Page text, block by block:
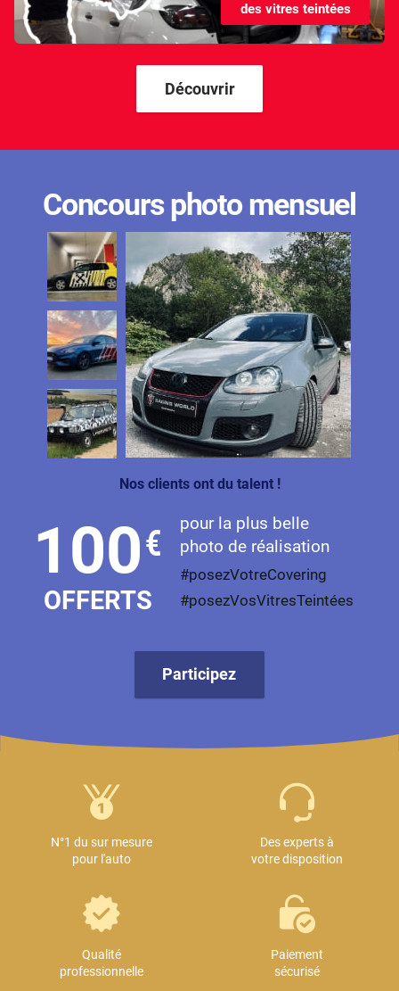
Kandi
Karma
Lada
Land Rover
Ldv
Lexus
Ligier
Lincoln
Livan
Maserati
Maybach
Mazda
MG
Mitsubishi
Oldsmobile
des vitres teintées
Découvrir
Concours photo mensuel
Nos clients ont du talent !
100€
OFFERTS
pour la plus belle
photo de réalisation
#posezVotreCovering
#posezVosVitresTeintées
Participez
N°1 du sur mesure
pour l'auto
Des experts à
votre disposition
Qualité
professionnelle
Paiement
sécurisé